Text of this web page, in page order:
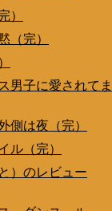
）
（完）
男子に愛されてま
側は夜（完）
ル（完）
）のレビュー